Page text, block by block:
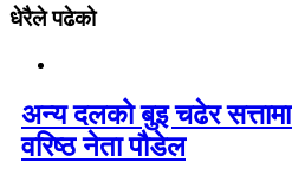
धेरैले पढेको
अन्य दलको बुइ चढेर
वरिष्ठ नेता पौडेल